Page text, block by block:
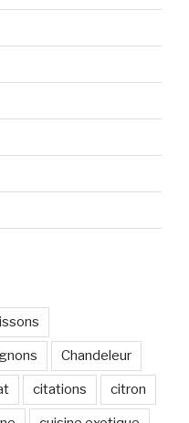
Chandeleur
citations citron